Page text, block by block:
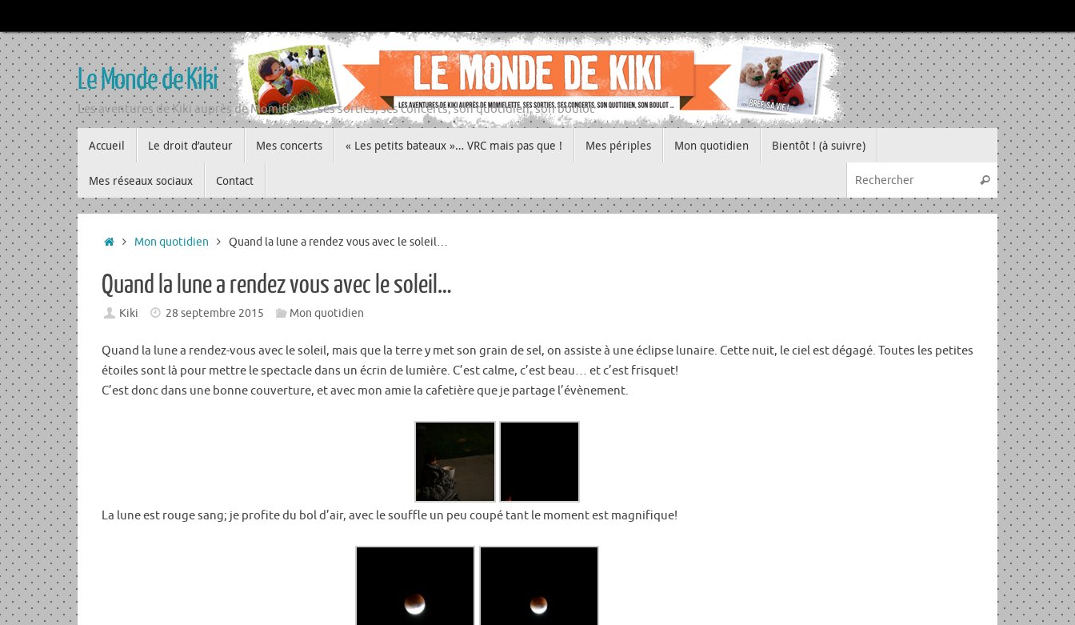
au
contenu
Le Monde de Kiki
Les aventures de Kiki auprès de Momiflette, ses sorties, ses concerts, son quotidien, son boulot
au
contenu
Accueil Le droit d’auteur Mes concerts « Les petits bateaux »… VRC mais pas que ! Mes périples Mon quotidien Bientôt ! (à suivre)
Mes réseaux sociaux Contact
Recherche
Rechercher
Accueil
Mon quotidien Quand la lune a rendez vous avec le soleil…
Quand la lune a rendez vous avec le soleil…
Kiki 28 septembre 2015 Mon quotidien
Quand la lune a rendez-vous avec le soleil, mais que la terre y met son grain de sel, on assiste à une éclipse lunaire. Cette nuit, le ciel est dégagé. Toutes les petites
étoiles sont là pour mettre le spectacle dans un écrin de lumière. C’est calme, c’est beau… et c’est frisquet!
C’est donc dans une bonne couverture, et avec mon amie la cafetière que je partage l’évènement.
La lune est rouge sang; je profite du bol d’air, avec le souffle un peu coupé tant le moment est magnifique!